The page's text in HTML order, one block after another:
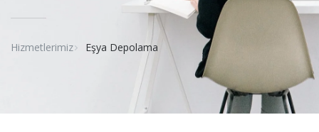
Hizmetlerimiz Eşya Depolama